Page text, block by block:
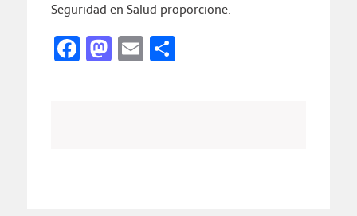
Seguridad en Salud proporcione.
Facebook
Mastodon
EmailCompartir